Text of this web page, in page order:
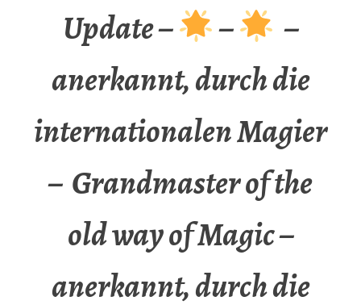
Update –
–
–
anerkannt, durch die
internationalen Magier
– Grandmaster of the
old way of Magic –
anerkannt, durch die